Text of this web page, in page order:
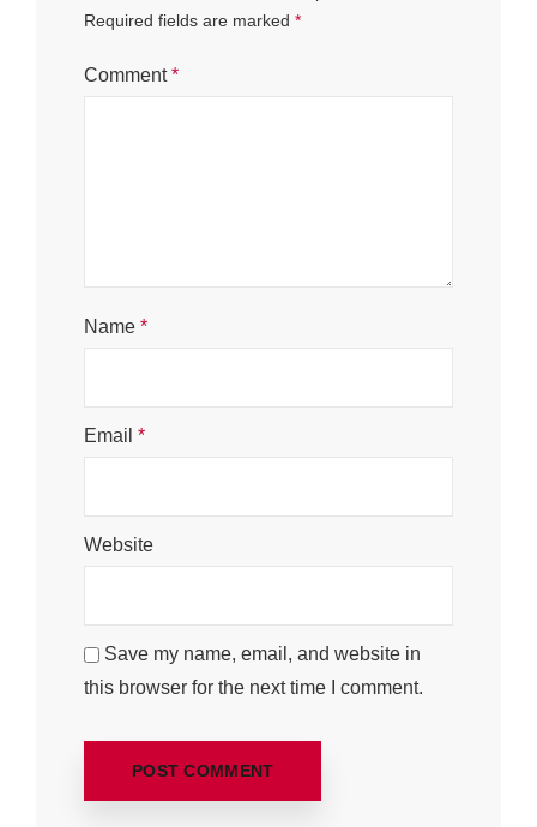
Required fields are marked *
Comment*
Name *
Email *
Website
Save my name, email, and website in
this browser for the next time I comment.